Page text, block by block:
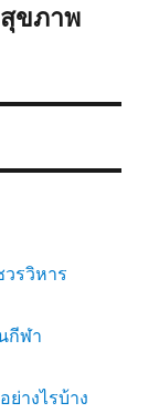
ขภาพ
รวิหาร
กีฬา
างไรบ้าง